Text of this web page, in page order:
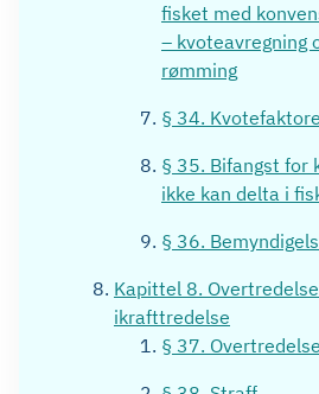
fisket med
– kvoteavregning
rømming
§ 34.
§ 35. Bifangst for
ikke kan delta i
§ 36.
Kapittel 8.
ikrafttredelse
§ 37.